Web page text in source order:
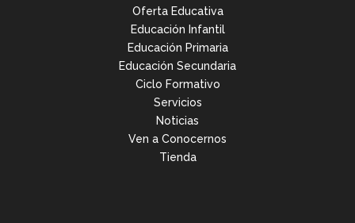
Oferta Educativa
Educación Infantil
Educación Primaria
Educación Secundaria
Ciclo Formativo
Servicios
Noticias
Ven a Conocernos
Tienda